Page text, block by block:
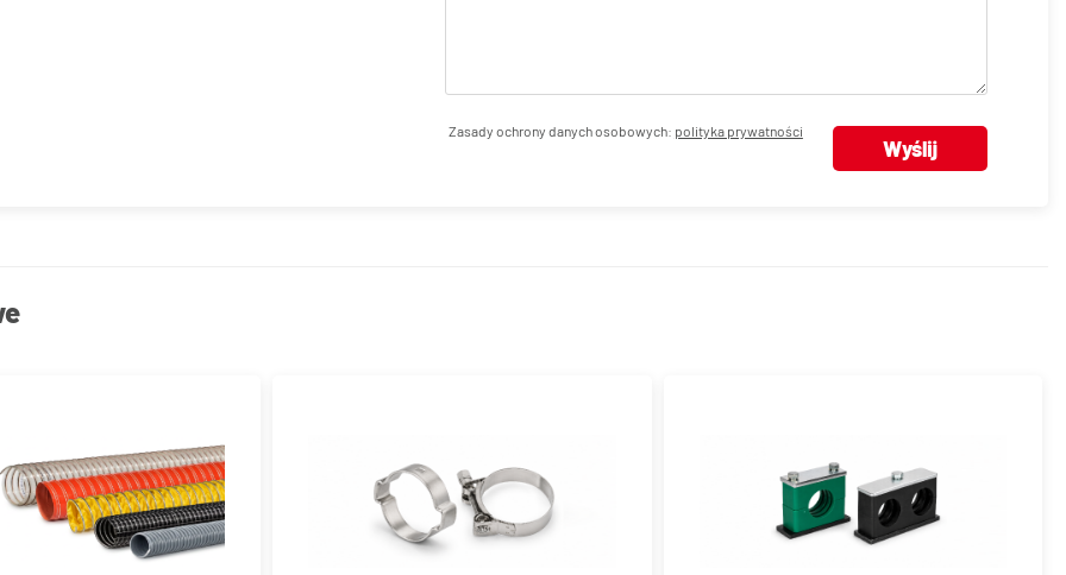
Zasady ochrony danych osobowych: polityka prywatności